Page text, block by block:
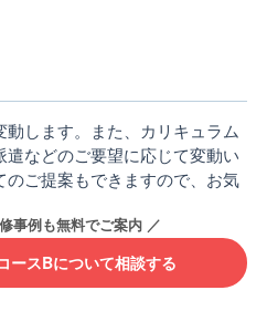
します。また、カリキュラム
などのご要望に応じて変動い
ご提案もできますので、お気
ースBについて相談する